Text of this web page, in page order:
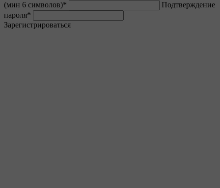
(мин 6 символов)*
Подтверждение
пароля*
Зарегистрироваться